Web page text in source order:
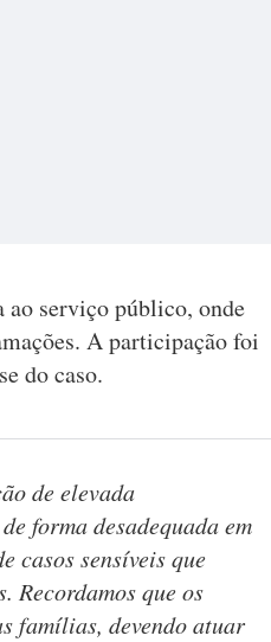
serviço público, onde
A participação foi
do caso.
de elevada
forma desadequada em
casos sensíveis que
Recordamos que os
famílias, devendo atuar